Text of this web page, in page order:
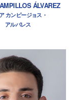
ÁLVAREZ
カンピージョス・
アルバレス